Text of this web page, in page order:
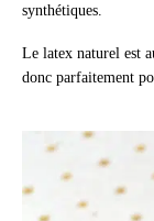
synthétiques.
Le latex naturel est
donc parfaitement